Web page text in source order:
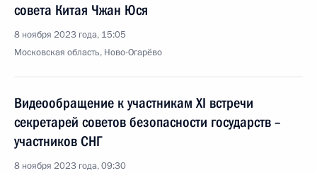
совета Китая Чжан Юся
8 ноября 2023 года, 15:05
Московская область, Ново-Огарёво
Видеообращение к участникам ХI встречи
секретарей советов безопасности государств –
участников СНГ
8 ноября 2023 года, 09:30